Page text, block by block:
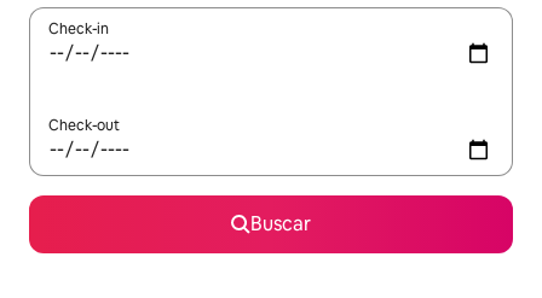
Check-in
Check-out
Buscar